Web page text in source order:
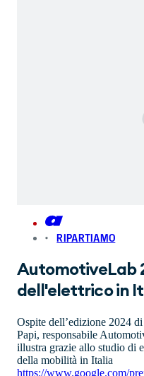
RIPARTIAMO
AutomotiveLab
dell'elettrico in
Ospite dell’edizione 2024
Papi, responsabile
illustra grazie allo studio di
della mobilità in Italia
https://www.google.com/